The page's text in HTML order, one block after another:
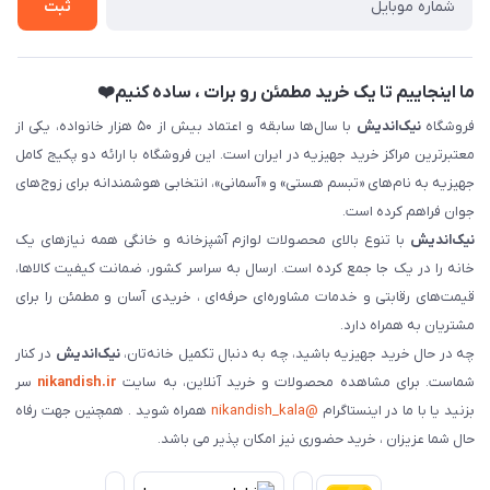
ثبت
ما اینجاییم تا یک خرید مطمئن رو برات ، ساده کنیم❤️
فروشگاهنیک‌اندیش
با سال‌ها سابقه و اعتماد بیش از ۵۰ هزار خانواده، یکی از
معتبرترین مراکز خرید جهیزیه در ایران است. این فروشگاه با ارائه دو پکیج کامل
جهیزیه به نام‌های «تبسم هستی» و «آسمانی»، انتخابی هوشمندانه برای زوج‌های
جوان فراهم کرده است.
نیک‌اندیش با تنوع بالای محصولات لوازم آشپزخانه و خانگی همه نیازهای یک
خانه را در یک جا جمع کرده است. ارسال به سراسر کشور، ضمانت کیفیت کالاها،
قیمت‌های رقابتی و خدمات مشاوره‌ای حرفه‌ای ، خریدی آسان و مطمئن را برای
مشتریان به همراه دارد.
چه در حال خرید جهیزیه باشید، چه به دنبال تکمیل خانه‌تان،نیک‌اندیش در کنار
شماست. برای مشاهده محصولات و خرید آنلاین، به سایت nikandish.ir سر
بزنید یا با ما در اینستاگرام @nikandish_kala
همراه شوید . همچنین جهت رفاه
حال شما عزیزان ، خرید حضوری نیز امکان پذیر می باشد.